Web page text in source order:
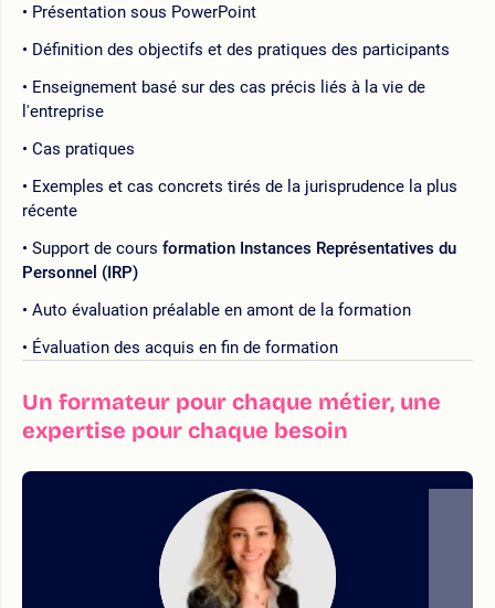
Présentation sous PowerPoint
Définition des objectifs et des pratiques des participants
Enseignement basé sur des cas précis liés à la vie de
l'entreprise
Cas pratiques
Exemples et cas concrets tirés de la jurisprudence la plus
récente
Support de cours formation Instances Représentatives du
Personnel (IRP)
Auto évaluation préalable en amont de la formation
Évaluation des acquis en fin de formation
Un formateur pour chaque métier, une
expertise pour chaque besoin